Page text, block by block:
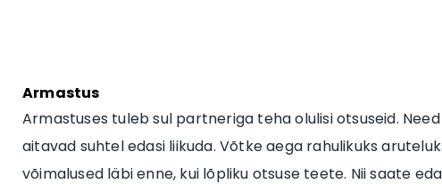
Armastus
Armastuses tuleb sul partneriga teha olulisi otsuseid.
aitavad suhtel edasi liikuda. Võtke aega rahulikuks
võimalused läbi enne, kui lõpliku otsuse teete. Nii saate